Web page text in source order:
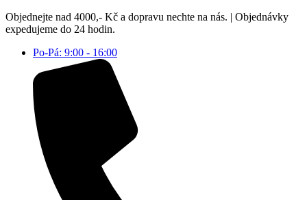
Přejít
k
Objednejte nad 4000,- Kč a dopravu nechte na nás. | Objednávky
expedujeme do 24 hodin.
Po-Pá: 9:00 - 16:00